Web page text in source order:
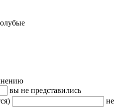
вы не представились
не